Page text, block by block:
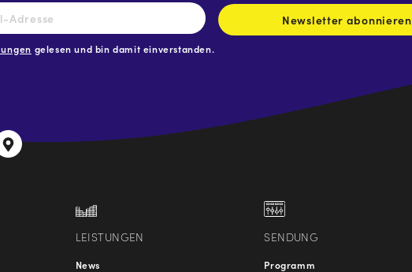
Newsletter abonnieren
gelesen und bin damit einverstanden.
Kulturhausstraße
LEISTUNGEN
News
SENDUNG
Programm